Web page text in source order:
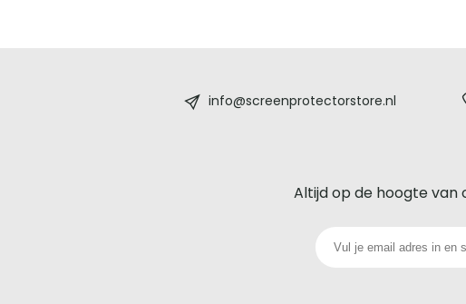
info@screenprotectorstore.nl
Altijd op de hoogte van